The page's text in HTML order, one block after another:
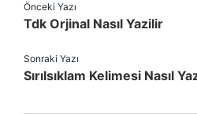
Önceki Yazı
Tdk Orjinal Nasıl Yazilir
Sonraki Yazı
Sırılsıklam Kelimesi Nasıl